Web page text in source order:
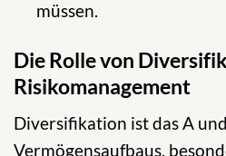
müssen.
Die Rolle von
Risikomanagement
Diversifikation ist das A
Vermögensaufbaus,